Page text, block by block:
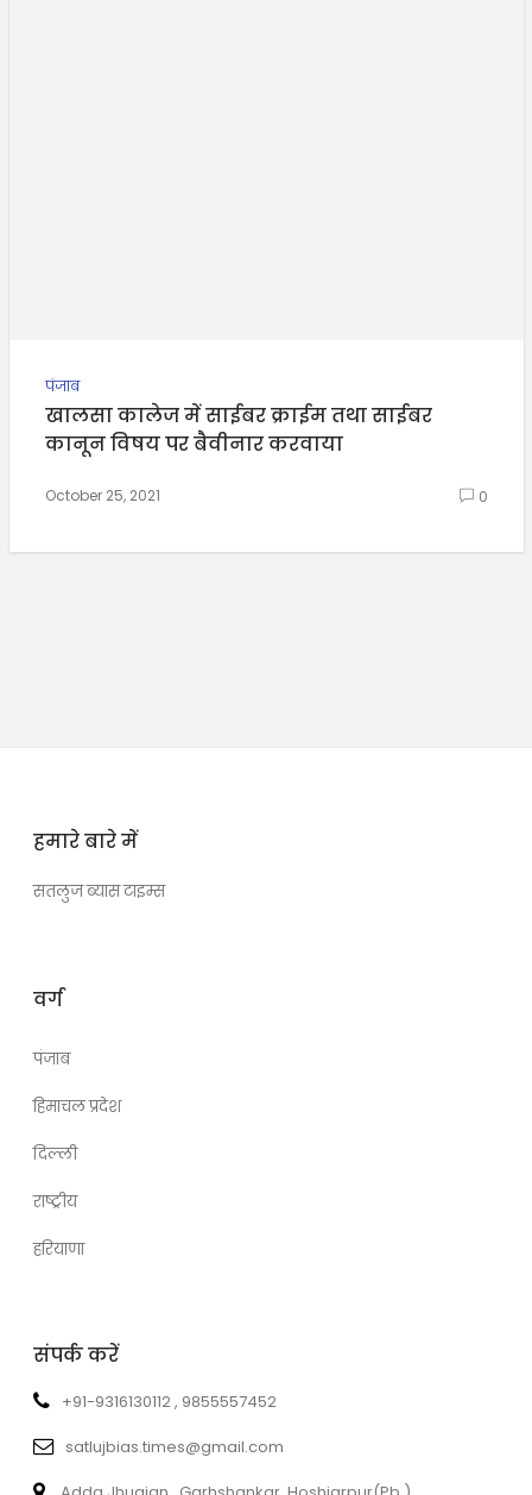
पंजाब
खालसा कालेज में साईबर क्राईम तथा साईबर
कानून विषय पर बैवीनार करवाया
October 25, 2021 0
हमारे बारे में
सतलुज ब्यास टाइम्स
वर्ग
पंजाब
हिमाचल प्रदेश
दिल्ली
राष्ट्रीय
हरियाणा
संपर्क करें
+91-9316130112 , 9855557452
satlujbias.times@gmail.com